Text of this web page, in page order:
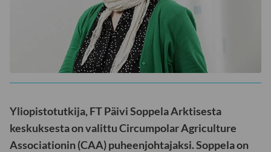
Yliopistotutkija, FT Päivi Soppela Arktisesta
keskuksesta on valittu Circumpolar Agriculture
Associationin (CAA) puheenjohtajaksi. Soppela on